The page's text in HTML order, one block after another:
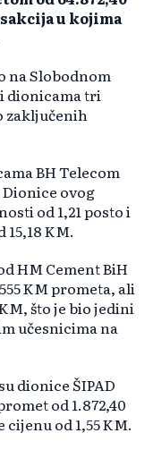
u kojima
na Slobodnom
dionicama tri
zaključenih
BH Telecom
Dionice ovog
od 1,21 posto i
KM.
HM Cement BiH
KM prometa, ali
što je bio jedini
učesnicima na
dionice ŠIPAD
od 1.872,40
od 1,55 KM.